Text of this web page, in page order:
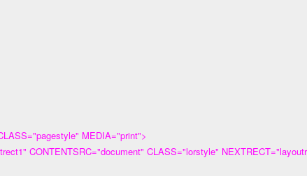
MEDIA="print">
CONTENTSRC="document" CLASS="lorstyle"